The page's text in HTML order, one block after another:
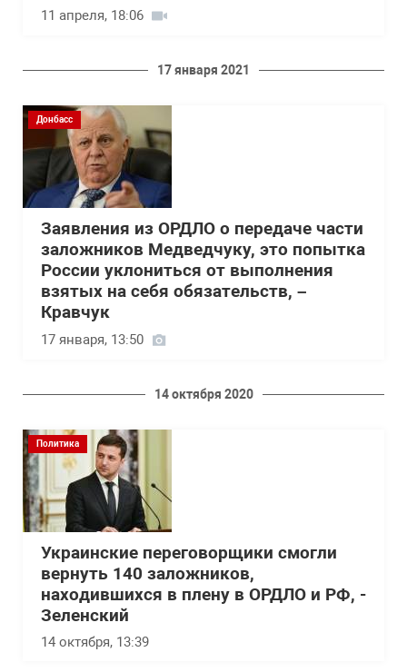
11 апреля, 18:06
17 января 2021
Донбасс
Заявления из ОРДЛО о передаче части
заложников Медведчуку, это попытка
России уклониться от выполнения
взятых на себя обязательств, –
Кравчук
17 января, 13:50
14 октября 2020
Политика
Украинские переговорщики смогли
вернуть 140 заложников,
находившихся в плену в ОРДЛО и РФ, -
Зеленский
14 октября, 13:39